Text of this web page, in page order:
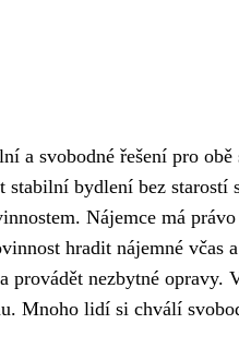
a svobodné řešení pro obě
stabilní bydlení bez starostí
Nájemce má
hradit nájemné včas
nezbytné opravy.
Mnoho lidí si chválí